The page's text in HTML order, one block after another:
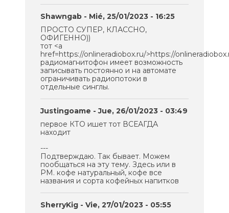
Shawngab - Mié, 25/01/2023 - 16:25
ПРОСТО СУПЕР, КЛАССНО,
ОФИГЕННО))
тот <a
href=https://onlineradiobox.ru/>https://
радиомагнитофон имеет возможность
записывать постоянно и на автомате
ограничивать радиопотоки в
отдельные синглы.
Justingoame - Jue, 26/01/2023 - 03:49
первое КТО ишет тот ВСЕАГДА
находит
---
Подтверждаю. Так бывает. Можем
пообщаться на эту тему. Здесь или в
PM. кофе натуральный, кофе все
названия и сорта кофейных напитков
SherryKig - Vie, 27/01/2023 - 05:55